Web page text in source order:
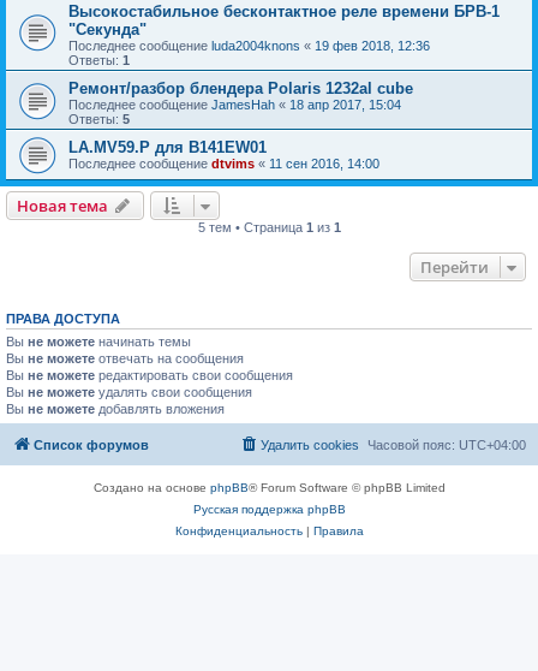
Высокостабильное бесконтактное реле времени БРВ-1
"Секунда"
Последнее сообщение luda2004knons « 19 фев 2018, 12:36
Ответы: 1
Ремонт/разбор блендера Polaris 1232al cube
Последнее сообщение JamesHah « 18 апр 2017, 15:04
Ответы: 5
LA.MV59.P для B141EW01
Последнее сообщение dtvims « 11 сен 2016, 14:00
Новая тема
5 тем • Страница 1 из 1
Перейти
ПРАВА ДОСТУПА
Вы не можете начинать темы
Вы не можете отвечать на сообщения
Вы не можете редактировать свои сообщения
Вы не можете удалять свои сообщения
Вы не можете добавлять вложения
Список форумов Часовой пояс: UTC+04:00
Удалить cookies
Создано на основе phpBB® Forum Software © phpBB Limited
Русская поддержка phpBB
Конфиденциальность| Правила